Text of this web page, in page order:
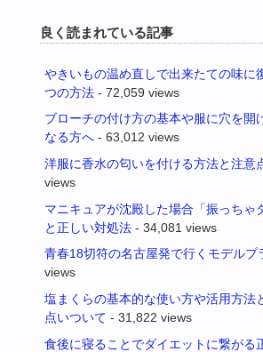
良く読まれている記事
やきいもの温め直しで出来たての味に
つの方法 - 72,059 views
ブローチの付け方の基本や服に穴を開
なる方へ - 63,012 views
洋服に香水の匂いを付ける方法と注意
views
マニキュアが沈殿した場合「振っちゃ
と正しい対処法 - 34,081 views
青春18切符の名古屋発で行くモデルプ
views
塩まくらの基本的な使い方や活用方法
点いついて - 31,822 views
食後に寝ることでダイエットに繋がる